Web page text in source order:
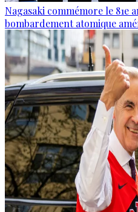
Nagasaki commémore le 81e
bombardement atomique